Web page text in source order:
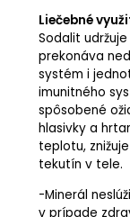
Liečebné
Sodalit
prekonáva
systém i
imunitného
spôsobené
hlasivky a
teplotu,
tekutín v tele.
-Minerál
v prípade